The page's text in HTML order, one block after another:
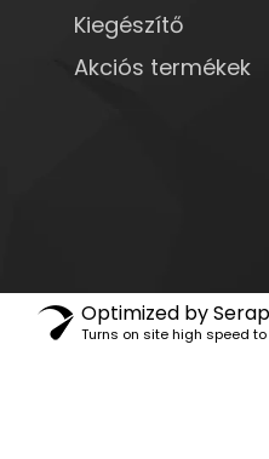
Kiegészítő
Akciós termékek
Optimized by
Turns on site high speed